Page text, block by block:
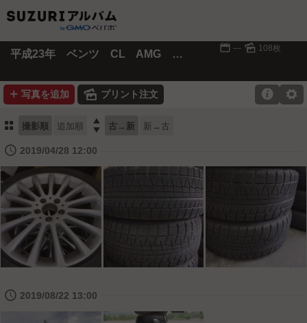
平成23年 ベンツ CL AMG 仕様 銀 📅 --- 🌄 108枚
➕ 写真を追加 🌄 プリント注文 ⚙

⚏ 撮影順 追加順  古→新 新→古
🕔 2019/04/28 12:00
🕔 2019/08/22 13:00